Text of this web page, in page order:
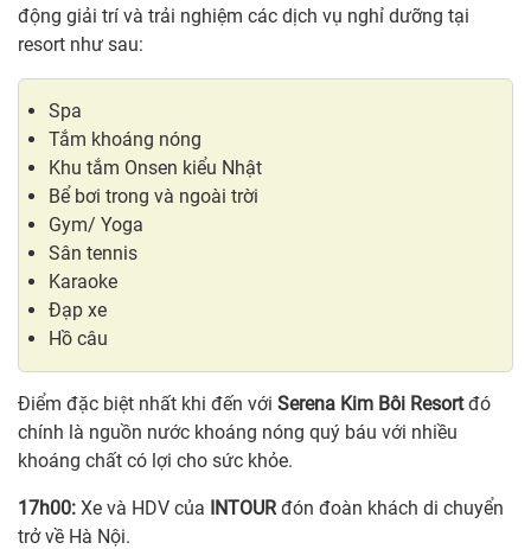
động giải trí và trải nghiệm các dịch vụ nghỉ dưỡng tại
resort như sau:
Spa
Tắm khoáng nóng
Khu tắm Onsen kiểu Nhật
Bể bơi trong và ngoài trời
Gym/ Yoga
Sân tennis
Karaoke
Đạp xe
Hồ câu
Điểm đặc biệt nhất khi đến với Serena Kim Bôi Resortđó
chính là nguồn nước khoáng nóng quý báu với nhiều
khoáng chất có lợi cho sức khỏe.
17h00: Xe và HDV của INTOURđón đoàn khách di chuyển
trở về Hà Nội.